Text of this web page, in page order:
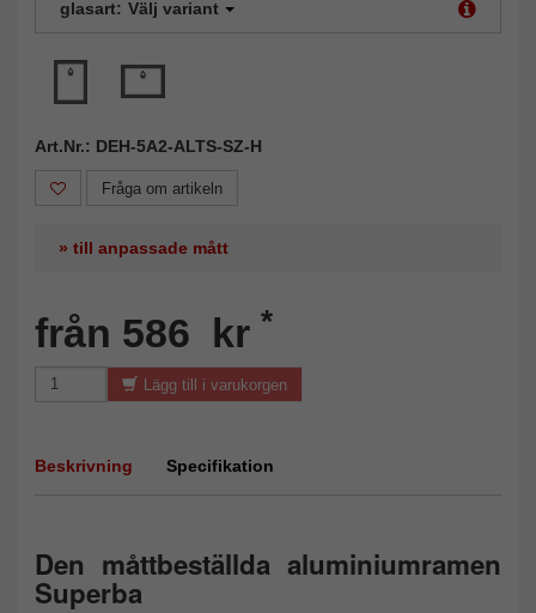
glasart: Välj variant
Art.Nr.: DEH-5A2-ALTS-SZ-H
Fråga om artikeln
» till anpassade mått
från 586 kr *
Lägg till i varukorgen
Beskrivning Specifikation
Den måttbeställda aluminiumramen
Superba